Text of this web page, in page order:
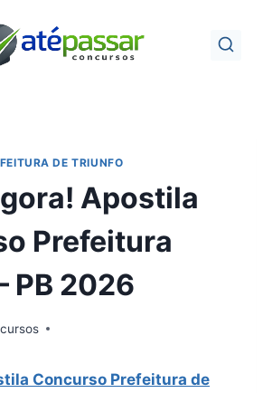
DE TRIUNFO
Apostila
Prefeitura
PB 2026
Concurso Prefeitura de